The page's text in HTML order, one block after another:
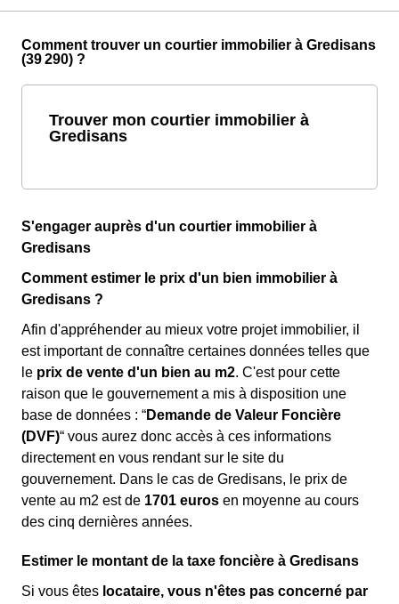
Comment trouver un courtier immobilier à Gredisans
(39 290) ?
Trouver mon courtier immobilier à
Gredisans
S'engager auprès d'un courtier immobilier à
Gredisans
Comment estimer le prix d'un bien immobilier à
Gredisans ?
Afin d'appréhender au mieux votre projet immobilier, il
est important de connaître certaines données telles que
le prix de vente d'un bien au m2. C'est pour cette
raison que le gouvernement a mis à disposition une
base de données : “Demande de Valeur Foncière
(DVF)“ vous aurez donc accès à ces informations
directement en vous rendant sur le site du
gouvernement. Dans le cas de Gredisans, le prix de
vente au m2 est de 1701 euros en moyenne au cours
des cinq dernières années.
Estimer le montant de la taxe foncière à Gredisans
Si vous êtes locataire, vous n'êtes pas concerné par